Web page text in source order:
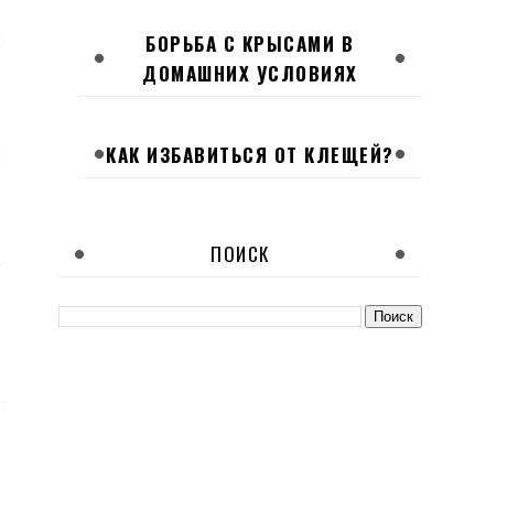
БОРЬБА С КРЫСАМИ В
ДОМАШНИХ УСЛОВИЯХ
КАК ИЗБАВИТЬСЯ ОТ КЛЕЩЕЙ?
ПОИСК